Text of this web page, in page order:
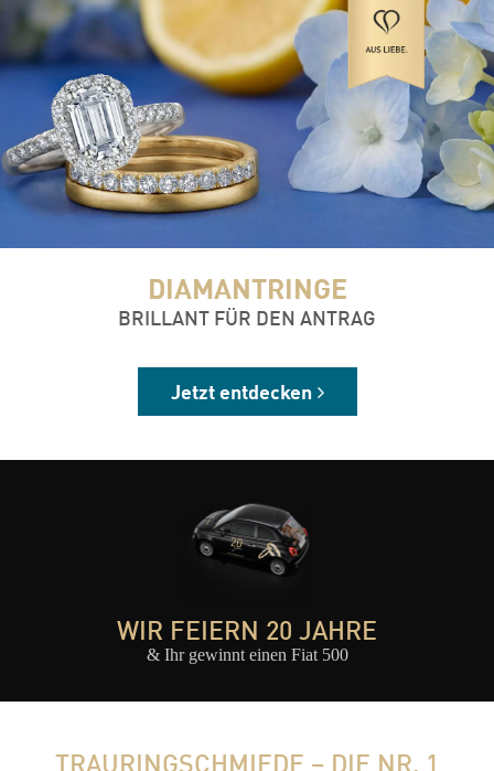
DIAMANTRINGE
BRILLANT FÜR DEN ANTRAG
Jetzt entdecken
WIR FEIERN 20 JAHRE
& Ihr gewinnt einen Fiat 500
TRAURINGSCHMIEDE – DIE NR. 1